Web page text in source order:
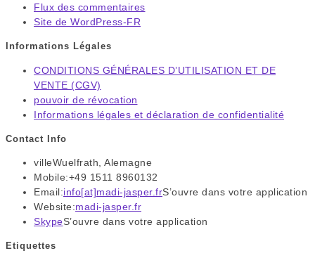
Flux des commentaires
Site de WordPress-FR
Informations Légales
CONDITIONS GÉNÉRALES D’UTILISATION ET DE
VENTE (CGV)
pouvoir de révocation
Informations légales et déclaration de confidentialité
Contact Info
villeWuelfrath, Alemagne
Mobile:+49 1511 8960132
Email:info[at]madi-jasper.frS’ouvre dans votre application
Website:madi-jasper.fr
SkypeS’ouvre dans votre application
Etiquettes